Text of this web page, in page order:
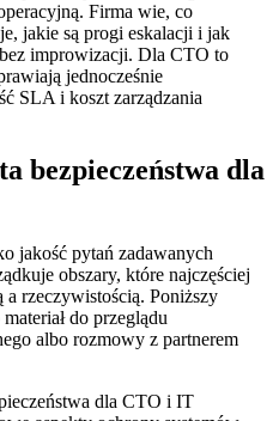
Firma wie, co
jakie są progi eskalacji i jak
improwizacji. Dla CTO to
jednocześnie
SLA i koszt zarządzania
bezpieczeństwa dla
jakość pytań zadawanych
obszary, które najczęściej
a rzeczywistością. Poniższy
do przeglądu
albo rozmowy z partnerem